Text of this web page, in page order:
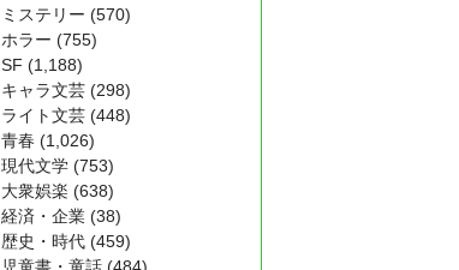
ミステリー (570)
ホラー (755)
SF (1,188)
キャラ文芸 (298)
ライト文芸 (448)
青春 (1,026)
現代文学 (753)
大衆娯楽 (638)
経済・企業 (38)
歴史・時代 (459)